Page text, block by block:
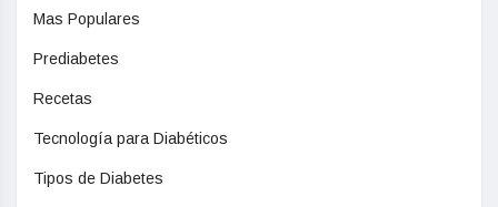
Mas Populares
Prediabetes
Recetas
Tecnología para Diabéticos
Tipos de Diabetes